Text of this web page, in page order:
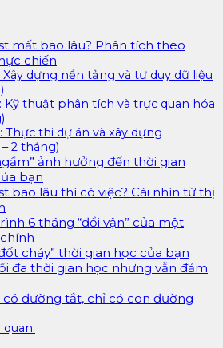
mất bao lâu? Phân tích theo
chiến
Xây dựng nền tảng và tư duy dữ liệu
Kỹ thuật phân tích và trực quan hóa
Thực thi dự án và xây dựng
2 tháng)
ảnh hưởng đến thời gian
bạn
bao lâu thì có việc? Cái nhìn từ thị
6 tháng “đổi vận” của một
cháy” thời gian học của bạn
đa thời gian học nhưng vẫn đảm
có đường tắt, chỉ có con đường
quan: